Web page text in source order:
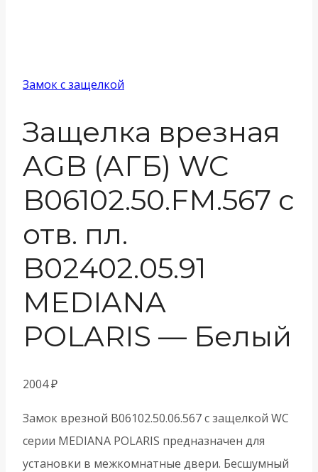
Замок с защелкой
Защелка врезная
AGB (АГБ) WC
B06102.50.FM.567 с
отв. пл.
B02402.05.91
MEDIANA
POLARIS — Белый
2004₽
Замок врезной B06102.50.06.567 с защелкой WC
серии MEDIANA POLARIS предназначен для
установки в межкомнатные двери. Бесшумный